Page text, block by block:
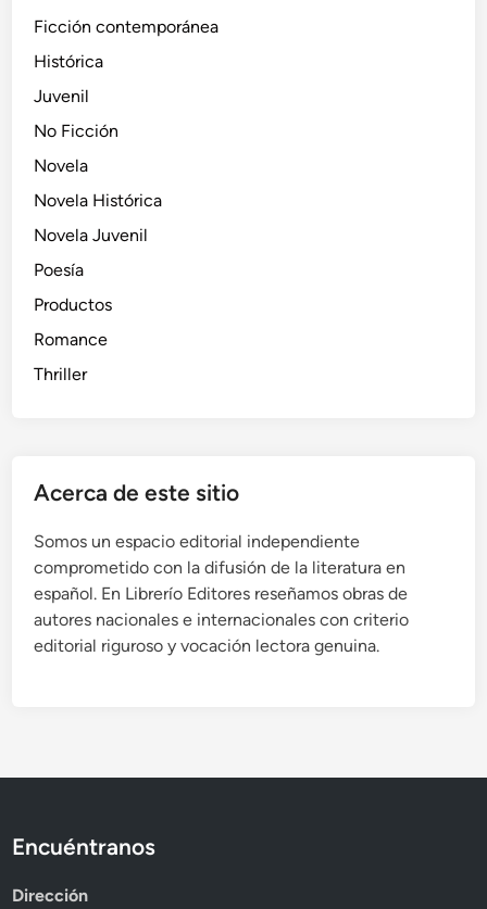
Ficción contemporánea
Histórica
Juvenil
No Ficción
Novela
Novela Histórica
Novela Juvenil
Poesía
Productos
Romance
Thriller
Acerca de este sitio
Somos un espacio editorial independiente
comprometido con la difusión de la literatura en
español. En Librerío Editores reseñamos obras de
autores nacionales e internacionales con criterio
editorial riguroso y vocación lectora genuina.
Encuéntranos
Dirección